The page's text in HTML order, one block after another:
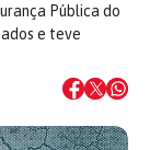
Pública do
e teve